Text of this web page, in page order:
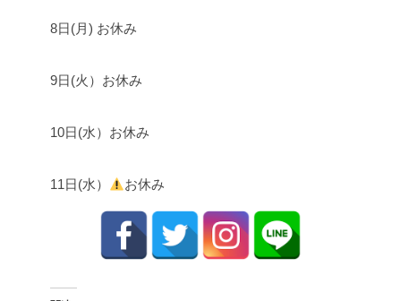
8日(月) お休み
9日(火）お休み
10日(水）お休み
11日(水） お休み